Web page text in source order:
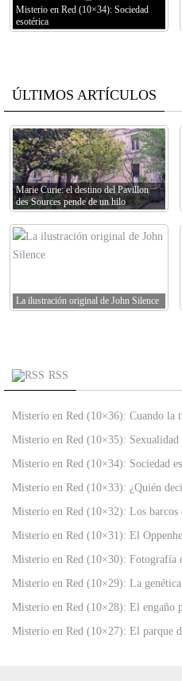
Misterio en Red (10×34): Sociedad
esotérica
ÚLTIMOS ARTÍCULOS
Marie Curie: el destino del Pavillon
des Sources pende de un hilo
La ilustración original de John Silence
RSS
Misterio en Red (10×36): Cuando la
Misterio en Red (10×35):
Misterio en Red (10×34): Sociedad
Misterio en Red (10×33): ¿Quién
Misterio en Red (10×32): Los
Misterio en Red (10×31): El
Misterio en Red (10×30): Fotografía
Misterio en Red (10×29): La
Misterio en Red (10×28): El engaño
Misterio en Red (10×27): El parque